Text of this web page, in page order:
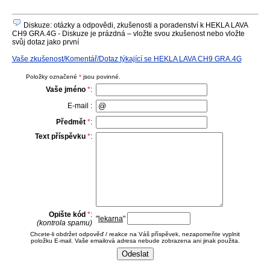
Diskuze: otázky a odpovědi, zkušenosti a poradenství k HEKLA LAVA
CH9 GRA.4G - Diskuze je prázdná – vložte svou zkušenost nebo vložte
svůj dotaz jako první
Vaše zkušenost/Komentář/Dotaz týkající se HEKLA LAVA CH9 GRA.4G
Položky označené * jsou povinné.
Vaše jméno *:
E-mail :
Předmět *:
Text příspěvku *:
Opište kód *:
(kontrola spamu) " lekarna"
Chcete-li obdržet odpověď / reakce na Váš příspěvek, nezapomeňte vyplnit
položku E-mail. Vaše emailová adresa nebude zobrazena ani jinak použita.